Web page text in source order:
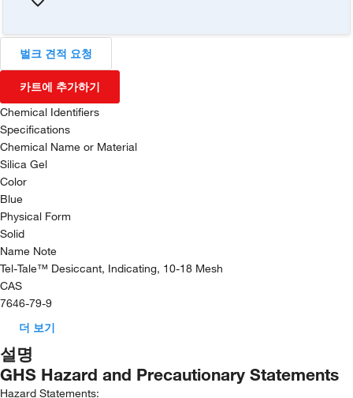
벌크 견적 요청
카트에 추가하기
Chemical Identifiers
Specifications
Chemical Name or Material
Silica Gel
Color
Blue
Physical Form
Solid
Name Note
Tel-Tale™ Desiccant, Indicating, 10-18 Mesh
CAS
7646-79-9
더 보기
설명
GHS Hazard and Precautionary Statements
Hazard Statements: